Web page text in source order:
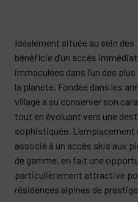
Idéalement située au sein des
bénéficie d’un accès
immaculées dans l’un des
la planète. Fondée dans les
village a su conserver son
tout en évoluant vers une
sophistiquée. L’emplacement
associé à un accès skis aux
de gamme, en fait une
particulièrement attractive
résidences alpines de